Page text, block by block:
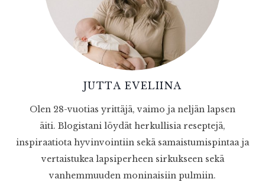
JUTTA EVELIINA
Olen 28-vuotias yrittäjä, vaimo ja neljän lapsen
äiti. Blogistani löydät herkullisia reseptejä,
inspiraatiota hyvinvointiin sekä samaistumispintaa ja
vertaistukea lapsiperheen sirkukseen sekä
vanhemmuuden moninaisiin pulmiin.